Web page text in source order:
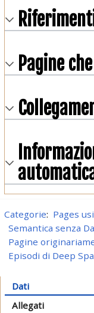
Pagine
Categorie: Pages
Semantica senza
Pagine
Episodi di Deep
Dati
Allegati